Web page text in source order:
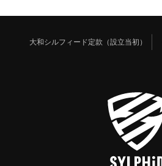
大和シルフィード定款（設立当初）